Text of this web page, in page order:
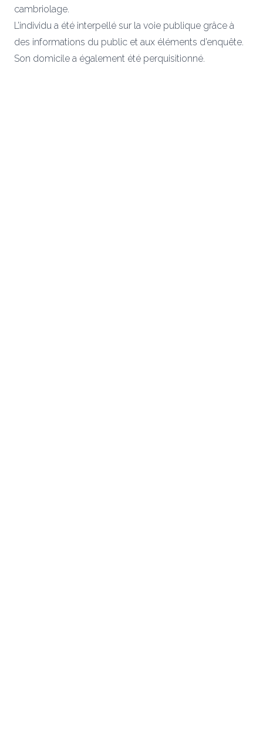
cambriolage.
L’individu a été interpellé sur la voie publique grâce à
des informations du public et aux éléments d’enquête.
Son domicile a également été perquisitionné.